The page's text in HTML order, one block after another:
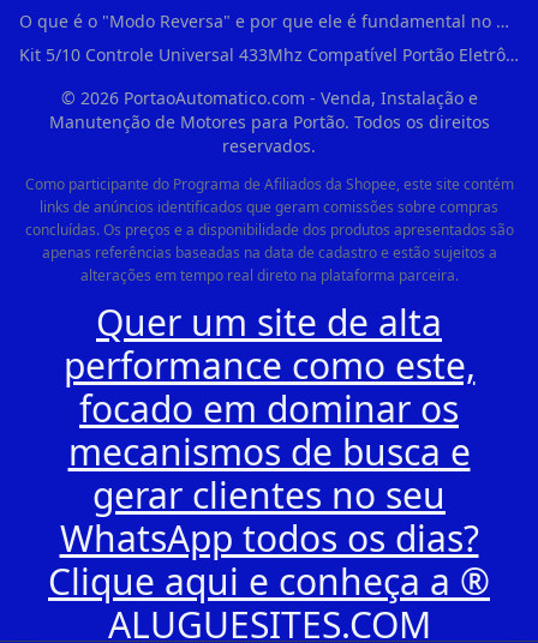
O que é o "Modo Reversa" e por que ele é fundamental no dia a dia em Itapevi?
Kit 5/10 Controle Universal 433Mhz Compatível Portão Eletrônico Garagem Residenc em Pinheiros
© 2026PortaoAutomatico.com - Venda, Instalação e
Manutenção de Motores para Portão. Todos os direitos
reservados.
Como participante do Programa de Afiliados da Shopee, este site contém
links de anúncios identificados que geram comissões sobre compras
concluídas. Os preços e a disponibilidade dos produtos apresentados são
apenas referências baseadas na data de cadastro e estão sujeitos a
alterações em tempo real direto na plataforma parceira.
Quer um site de alta
performance como este,
focado em dominar os
mecanismos de busca e
gerar clientes no seu
WhatsApp todos os dias?
Clique aqui e conheça a ®
ALUGUESITES.COM